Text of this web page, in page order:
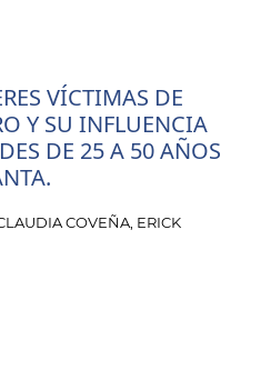
VÍCTIMAS DE
Y SU INFLUENCIA
DE 25 A 50 AÑOS
COVEÑA, ERICK